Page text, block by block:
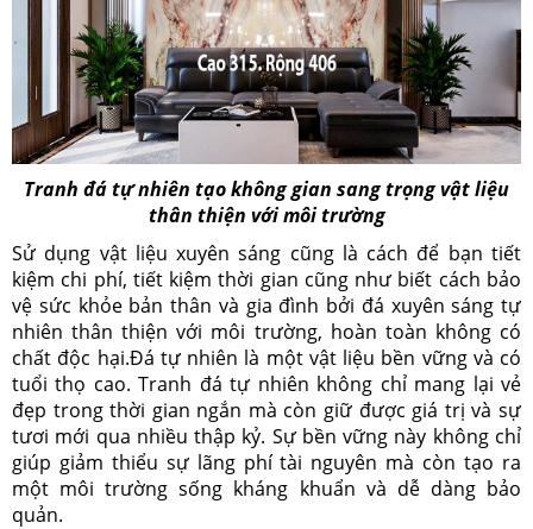
Tranh đá tự nhiên tạo không gian sang trọng vật liệu
thân thiện với môi trường
Sử dụng vật liệu xuyên sáng cũng là cách để bạn tiết
kiệm chi phí, tiết kiệm thời gian cũng như biết cách bảo
vệ sức khỏe bản thân và gia đình bởi đá xuyên sáng tự
nhiên thân thiện với môi trường, hoàn toàn không có
chất độc hại.Đá tự nhiên là một vật liệu bền vững và có
tuổi thọ cao. Tranh đá tự nhiên không chỉ mang lại vẻ
đẹp trong thời gian ngắn mà còn giữ được giá trị và sự
tươi mới qua nhiều thập kỷ. Sự bền vững này không chỉ
giúp giảm thiểu sự lãng phí tài nguyên mà còn tạo ra
một môi trường sống kháng khuẩn và dễ dàng bảo
quản.